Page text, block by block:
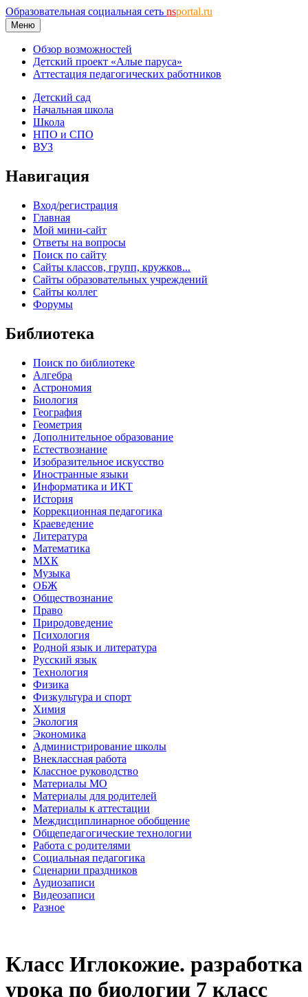
Образовательная социальная сеть nsportal.ru
Меню
Обзор возможностей
Детский проект «Алые паруса»
Аттестация педагогических работников
Детский сад
Начальная школа
Школа
НПО и СПО
ВУЗ
Навигация
Вход/регистрация
Главная
Мой мини-сайт
Ответы на вопросы
Поиск по сайту
Сайты классов, групп, кружков...
Сайты образовательных учреждений
Сайты коллег
Форумы
Библиотека
Поиск по библиотеке
Алгебра
Астрономия
Биология
География
Геометрия
Дополнительное образование
Естествознание
Изобразительное искусство
Иностранные языки
Информатика и ИКТ
История
Коррекционная педагогика
Краеведение
Литература
Математика
МХК
Музыка
ОБЖ
Обществознание
Право
Природоведение
Психология
Родной язык и литература
Русский язык
Технология
Физика
Физкультура и спорт
Химия
Экология
Экономика
Администрирование школы
Внеклассная работа
Классное руководство
Материалы МО
Материалы для родителей
Материалы к аттестации
Междисциплинарное обобщение
Общепедагогические технологии
Работа с родителями
Социальная педагогика
Сценарии праздников
Аудиозаписи
Видеозаписи
Разное
Класс Иглокожие. разработка
урока по биологии 7 класс